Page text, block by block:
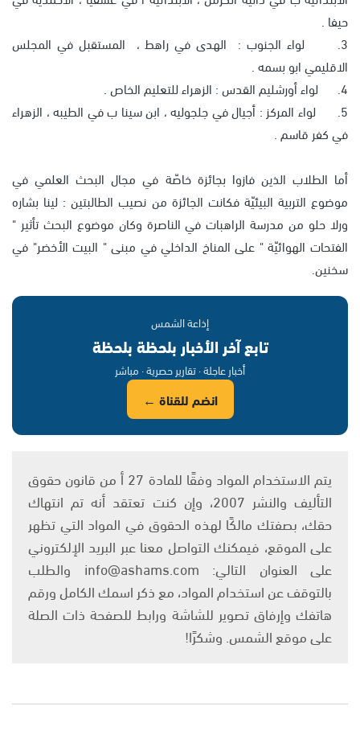
حيفا .
3. لواء الجنوب : الهدى في راهط ، المستقبل في المجلس
الاقليمي ابو بسمه .
4. لواء أورشليم القدس : الزهراء للتعليم الخاص .
5. لواء المركز : أجيال في جلجوليه ، ابن سينا ب في الطيبه ، الزهراء
في كفر قاسم .
أما الطلاب الذين فازوا بجائزة خاصّة في مجال البحث العلمي في
موضوع التربية البيئيّة فكانت الجائزة من نصيب الطالبتين : لينا بشاره
ورلا حلو من مدرسة الراهبات في الناصرة وكان موضوع البحث تأثير "
الفتحات الهوائيّة " على المناخ الداخلي في مبنى " البيت الأخضر" في
سخنين.
إذاعة الشمس
تابع آخر الأخبار بلحظة بلحظة
أخبار عاجلة · تقارير حصرية · مباشر
انضم للقناة ←
يتم الاستخدام المواد وفقًا للمادة 27 أ من قانون حقوق
التأليف والنشر 2007، وإن كنت تعتقد أنه تم انتهاك
حقك، بصفتك مالكًا لهذه الحقوق في المواد التي تظهر
على الموقع، فيمكنك التواصل معنا عبر البريد الإلكتروني
على العنوان التالي: info@ashams.com والطلب
بالتوقف عن استخدام المواد، مع ذكر اسمك الكامل ورقم
هاتفك وإرفاق تصوير للشاشة ورابط للصفحة ذات الصلة
على موقع الشمس. وشكرًا!